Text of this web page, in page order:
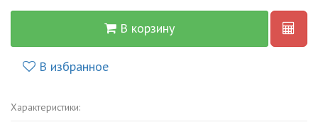
В корзину
В избранное
Характеристики: